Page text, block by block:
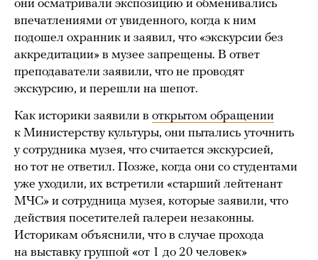
они осматривали экспозицию и обменивались
впечатлениями от увиденного, когда к ним
подошел охранник и заявил, что «экскурсии без
аккредитации» в музее запрещены. В ответ
преподаватели заявили, что не проводят
экскурсию, и перешли на шепот.
Как историки заявили в открытом обращении
к Министерству культуры, они пытались уточнить
у сотрудника музея, что считается экскурсией,
но тот не ответил. Позже, когда они со студентами
уже уходили, их встретили «старший лейтенант
МЧС» и сотрудница музея, которые заявили, что
действия посетителей галереи незаконны.
Историкам объяснили, что в случае прохода
на выставку группой «от 1 до 20 человек»